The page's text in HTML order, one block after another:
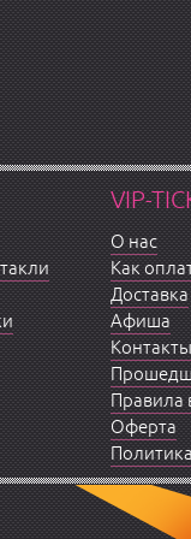
VIP-
О нас
Как
Доставка
Афиша
Контакты
Правила
Оферта